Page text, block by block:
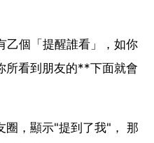
乙個「提醒誰看」，如你
所看到朋友的**下面就會
圈，顯示"提到了我"， 那